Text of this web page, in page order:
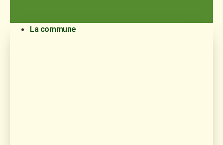
La commune